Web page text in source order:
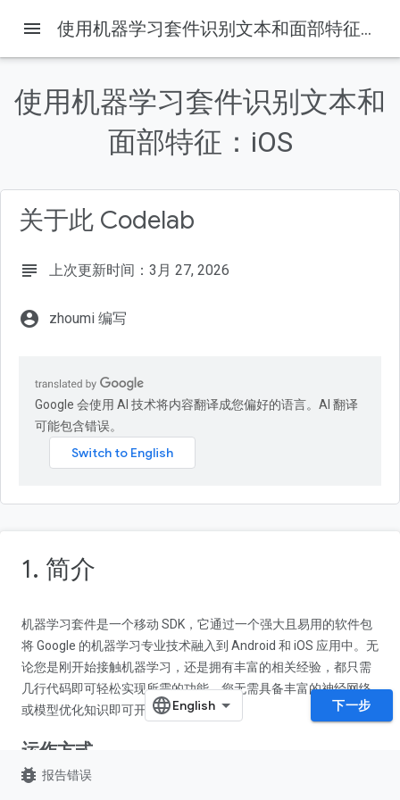
本页内容
所需条件
menu 使用机器学习套件识别文本和面部特征：iOS
使用机器学习套件识别文本和
面部特征：iOS
关于此 Codelab
subject 上次更新时间：3月 27, 2026
account_circle zhoumi 编写
Google 会使用 AI 技术将内容翻译成您偏好的语言。AI 翻译
可能包含错误。
1. 简介
机器学习套件是一个移动 SDK，它通过一个强大且易用的软件包
将 Google 的机器学习专业技术融入到 Android 和 iOS 应用中。无
论您是刚开始接触机器学习，还是拥有丰富的相关经验，都只需
几行代码即可轻松实现所需的功能。您无需具备丰富的神经网络
或模型优化知识即可开始使用该套件。
运作方式
借助机器学习套件，可将 Google 的机器学习技术（如
下一步
bug_report 报告错误